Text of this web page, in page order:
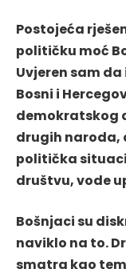
Postojeća
političku moć
Uvjeren sam
Bosni i
demokratskog
drugih naroda,
politička
društvu, vode
Bošnjaci su
naviklo na to.
smatra kao